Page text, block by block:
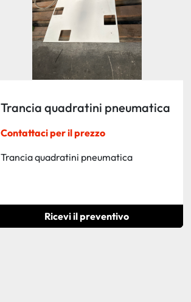
Trancia quadratini pneumatica
Contattaci per il prezzo
Trancia quadratini pneumatica
Ricevi il preventivo